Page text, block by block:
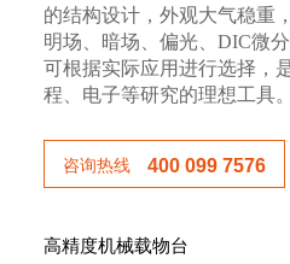
的结构设计，外观大气稳重
明场、 暗场 、偏光、 DIC微
可根据实际应用进行选择，
程、电子等研究的理想工具。
咨询热线 400 099 7576
高精度机械载物台